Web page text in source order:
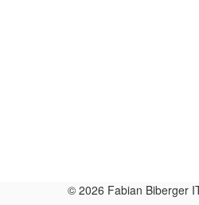
© 2026 Fabian Biberger